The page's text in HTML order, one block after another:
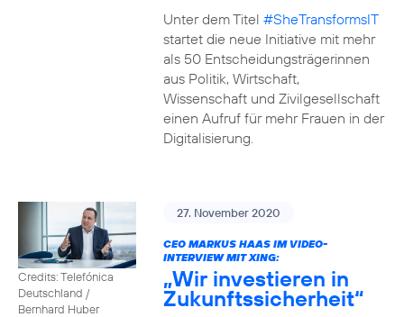
Unter dem Titel #SheTransformsIT
startet die neue Initiative mit mehr
als 50 Entscheidungsträgerinnen
aus Politik, Wirtschaft,
Wissenschaft und Zivilgesellschaft
einen Aufruf für mehr Frauen in der
Digitalisierung.
Credits: Telefónica
Deutschland /
Bernhard Huber
27. November 2020
CEO MARKUS HAAS IM VIDEO-
INTERVIEW MIT XING:
„Wir investieren in
Zukunftssicherheit“